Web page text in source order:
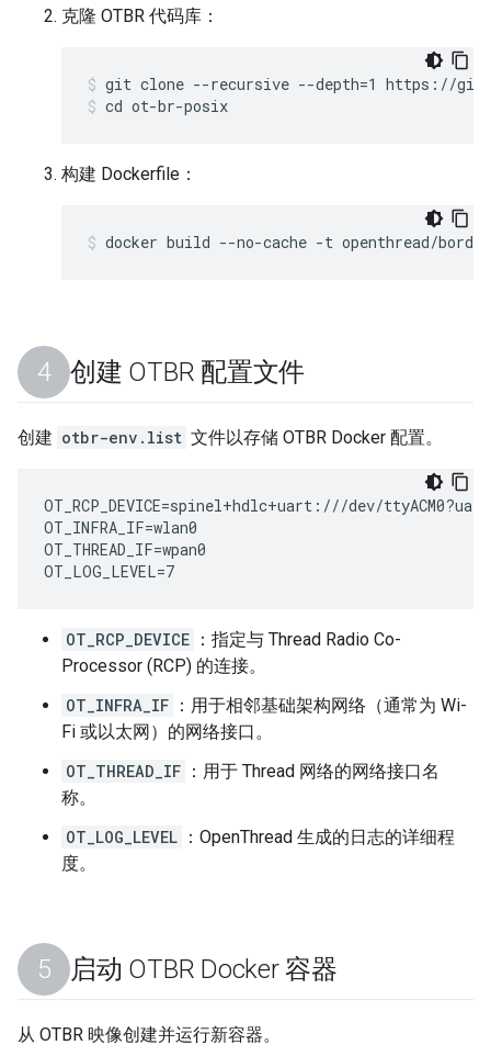
克隆 OTBR 代码库：
git clone --recursive --depth=1 https://
cd ot-br-posix
构建 Dockerfile：
docker build --no-cache -t openthread/
创建 OTBR 配置文件
创建 otbr-env.list 文件以存储 OTBR Docker 配置。
OT_RCP_DEVICE=spinel+hdlc+uart:///dev/
OT_INFRA_IF=wlan0
OT_THREAD_IF=wpan0
OT_RCP_DEVICE ：指定与 Thread Radio Co-
Processor (RCP) 的连接。
OT_INFRA_IF ：用于相邻基础架构网络（通常为 Wi-
Fi 或以太网）的网络接口。
OT_THREAD_IF ：用于 Thread 网络的网络接口名
称。
OT_LOG_LEVEL ：OpenThread 生成的日志的详细程
度。
启动 OTBR Docker 容器
从 OTBR 映像创建并运行新容器。